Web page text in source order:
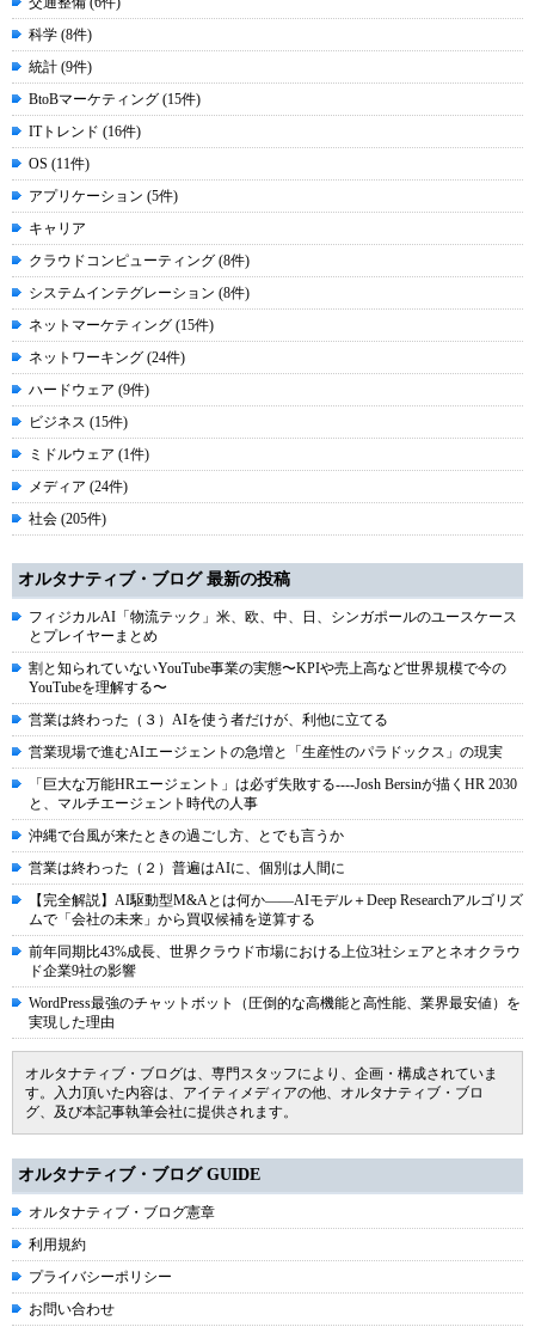
科学 (8件)
統計 (9件)
BtoBマーケティング (15件)
ITトレンド (16件)
OS (11件)
アプリケーション (5件)
キャリア
クラウドコンピューティング (8件)
システムインテグレーション (8件)
ネットマーケティング (15件)
ネットワーキング (24件)
ハードウェア (9件)
ビジネス (15件)
ミドルウェア (1件)
メディア (24件)
社会 (205件)
オルタナティブ・ブログ 最新の投稿
フィジカルAI「物流テック」米、欧、中、日、シンガポールのユースケース
とプレイヤーまとめ
割と知られていないYouTube事業の実態〜KPIや売上高など世界規模で今の
YouTubeを理解する〜
営業は終わった（３）AIを使う者だけが、利他に立てる
営業現場で進むAIエージェントの急増と「生産性のパラドックス」の現実
「巨大な万能HRエージェント」は必ず失敗する----Josh Bersinが描くHR 2030
と、マルチエージェント時代の人事
沖縄で台風が来たときの過ごし方、とでも言うか
営業は終わった（２）普遍はAIに、個別は人間に
【完全解説】AI駆動型M&Aとは何か――AIモデル＋Deep Researchアルゴリズ
ムで「会社の未来」から買収候補を逆算する
前年同期比43%成長、世界クラウド市場における上位3社シェアとネオクラウ
ド企業9社の影響
WordPress最強のチャットボット（圧倒的な高機能と高性能、業界最安値）を
実現した理由
オルタナティブ・ブログは、専門スタッフにより、企画・構成されていま
す。入力頂いた内容は、アイティメディアの他、オルタナティブ・ブロ
グ、及び本記事執筆会社に提供されます。
オルタナティブ・ブログ GUIDE
オルタナティブ・ブログ憲章
利用規約
プライバシーポリシー
お問い合わせ